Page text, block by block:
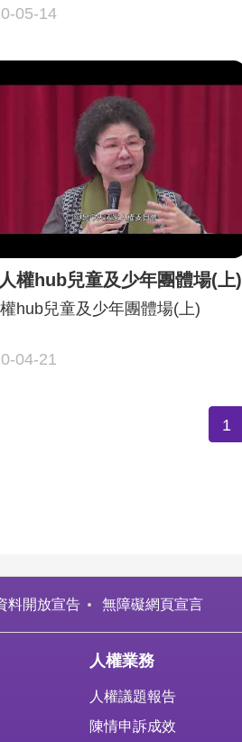
05-14
壇】
人權hub兒童及少年團體場(上)
04-21
hub兒童及少年團體場(上)
1
料開放宣告 無障礙網頁宣言
人權業務
人權議題報告
陳情申訴成效